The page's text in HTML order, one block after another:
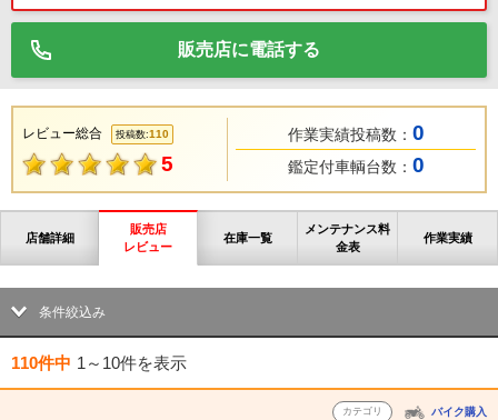
販売店に電話する
レビュー総合 投稿数:110
5
作業実績投稿数： 0
鑑定付車輌台数： 0
店舗詳細
販売店
レビュー
在庫一覧
メンテナンス料
金表
作業実績
条件絞込み
110件中 1～10件を表示
カテゴリ バイク購入